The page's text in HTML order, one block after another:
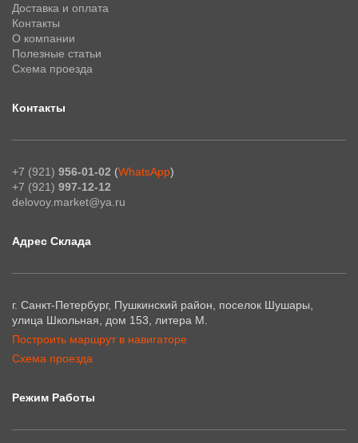
Доставка и оплата
Контакты
О компании
Полезные статьи
Схема проезда
Контакты
+7 (921) 956-01-02 (WhatsApp)
+7 (921) 997-12-12
delovoy.market@ya.ru
Адрес Склада
г. Санкт-Петербург, Пушкинский район, поселок Шушары,
улица Школьная, дом 153, литера М.
Построить маршрут в навигаторе
Схема проезда
Режим Работы